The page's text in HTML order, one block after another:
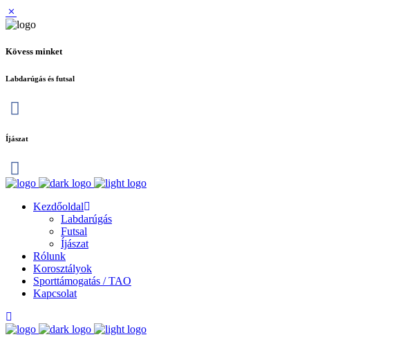
Kövess minket
Labdarúgás és futsal
Íjászat
Kezdőoldal
Labdarúgás
Futsal
Íjászat
Rólunk
Korosztályok
Sporttámogatás / TAO
Kapcsolat